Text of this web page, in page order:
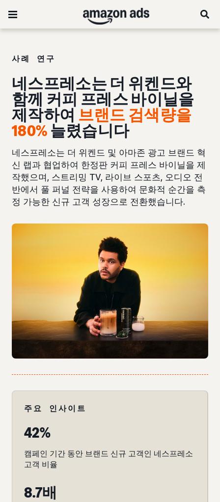
사례 연구
네스프레소는 더 위켄드와
함께 커피 프레스 바이닐을
제작하여 브랜드 검색량을
180% 늘렸습니다
네스프레소는 더 위켄드 및 아마존 광고 브랜드 혁
신 랩과 협업하여 한정판 커피 프레스 바이닐을 제
작했으며, 스트리밍 TV, 라이브 스포츠, 오디오 전
반에서 풀 퍼널 전략을 사용하여 문화적 순간을 측
정 가능한 신규 고객 성장으로 전환했습니다.
주요 인사이트
42%
캠페인 기간 동안 브랜드 신규 고객인 네스프레소
고객 비율
8.7배